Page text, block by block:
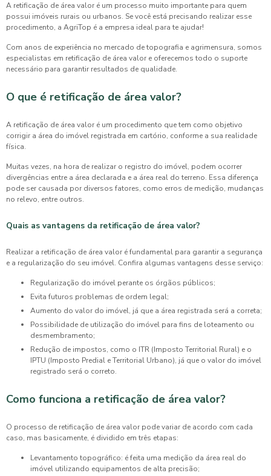
A retificação de área valor é um processo muito importante para quem
possui imóveis rurais ou urbanos. Se você está precisando realizar esse
procedimento, a AgriTop é a empresa ideal para te ajudar!
Com anos de experiência no mercado de topografia e agrimensura, somos
especialistas em retificação de área valor e oferecemos todo o suporte
necessário para garantir resultados de qualidade.
O que é retificação de área valor?
A retificação de área valor é um procedimento que tem como objetivo
corrigir a área do imóvel registrada em cartório, conforme a sua realidade
física.
Muitas vezes, na hora de realizar o registro do imóvel, podem ocorrer
divergências entre a área declarada e a área real do terreno. Essa diferença
pode ser causada por diversos fatores, como erros de medição, mudanças
no relevo, entre outros.
Quais as vantagens da retificação de área valor?
Realizar a retificação de área valor é fundamental para garantir a segurança
e a regularização do seu imóvel. Confira algumas vantagens desse serviço:
Regularização do imóvel perante os órgãos públicos;
Evita futuros problemas de ordem legal;
Aumento do valor do imóvel, já que a área registrada será a correta;
Possibilidade de utilização do imóvel para fins de loteamento ou
desmembramento;
Redução de impostos, como o ITR (Imposto Territorial Rural) e o
IPTU (Imposto Predial e Territorial Urbano), já que o valor do imóvel
registrado será o correto.
Como funciona a retificação de área valor?
O processo de retificação de área valor pode variar de acordo com cada
caso, mas basicamente, é dividido em três etapas:
Levantamento topográfico: é feita uma medição da área real do
imóvel utilizando equipamentos de alta precisão;